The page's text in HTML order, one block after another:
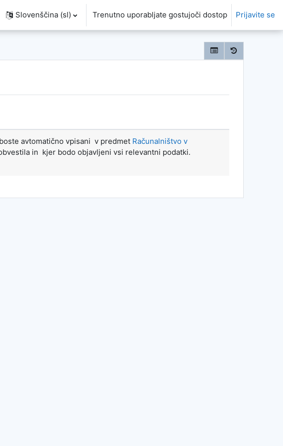
iskalni vnos
Slovenščina ‎(sl)‎ Trenutno uporabljate gostujoči dostop Prijavite se
avtomatično vpisani v predmet Računalništvo v
in kjer bodo objavljeni vsi relevantni podatki.